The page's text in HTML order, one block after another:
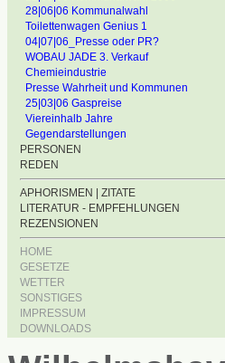
28|06|06 Kommunalwahl
Toilettenwagen Genius 1
04|07|06_Presse oder PR?
WOBAU JADE 3. Verkauf
Chemieindustrie
Presse Wahrheit und Kommunen
25|03|06 Gaspreise
Viereinhalb Jahre
Gegendarstellungen
PERSONEN
REDEN
APHORISMEN | ZITATE
LITERATUR - EMPFEHLUNGEN
REZENSIONEN
HOME
GESETZE
WETTER
SONSTIGES
IMPRESSUM
DOWNLOADS